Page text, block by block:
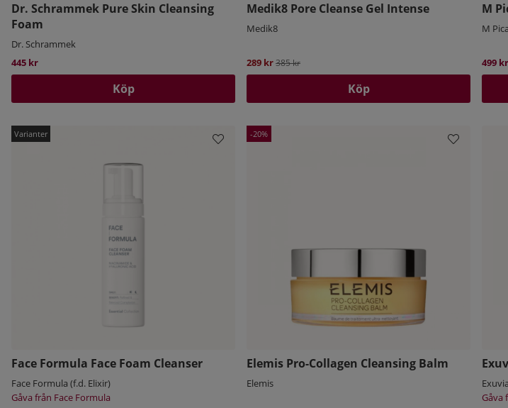
Dr. Schrammek Pure Skin Cleansing
Foam
Dr. Schrammek
445 kr
Köp
Medik8 Pore Cleanse Gel Intense
Medik8
289 krOrdinarie pris:
385 kr
Köp
M
M
499 kr
Face Formula Face Foam Cleanser
Face Formula (f.d. Elixir)
Gåva från Face Formula
20
Elemis Pro-Collagen Cleansing Balm
Elemis
Gåva